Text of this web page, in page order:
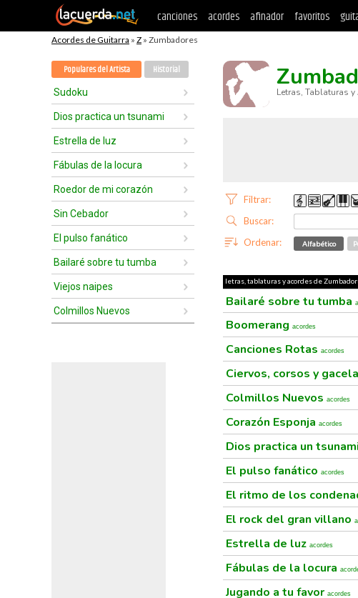
canciones acordes afinador favoritos
Acordes de Guitarra » Z » Zumbadores
Populares del Artista Historial
Sudoku
Dios practica un tsunami
Estrella de luz
Fábulas de la locura
Roedor de mi corazón
Sin Cebador
El pulso fanático
Bailaré sobre tu tumba
Viejos naipes
Colmillos Nuevos
Letras, Tablaturas
Filtrar:
Buscar:
Ordenar: Alfabético
letras, tablaturas y acordes de
Bailaré sobre tu tumba
Boomerang acordes
Canciones Rotas acordes
Ciervos, corsos y
Colmillos Nuevos acordes
Corazón Esponja acordes
Dios practica un tsunami
El pulso fanático acordes
El ritmo de los
El rock del gran villano
Estrella de luz acordes
Fábulas de la locura
Jugando a tu favor acordes